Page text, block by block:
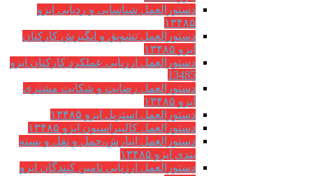
دستورالعمل شناسایی و ردیابی ایزو
۱۳۴۸۵
دستورالعمل تشویق و انگیزش کارکنان
دستورالعمل ارزیابی عملکرد کارکنان ایزو
13485
دستورالعمل رضایت و شکایت مشتری
دستورالعمل استریل ایزو ۱۳۴۸۵
دستورالعمل کالیبراسیون ایزو ۱۳۴۸۵
دستورالعمل انبارش،حمل و نقل و بسته
بندی ایزو ۱۳۴۸۵
دستورالعمل ارزیابی تامین کنندگان ایزو